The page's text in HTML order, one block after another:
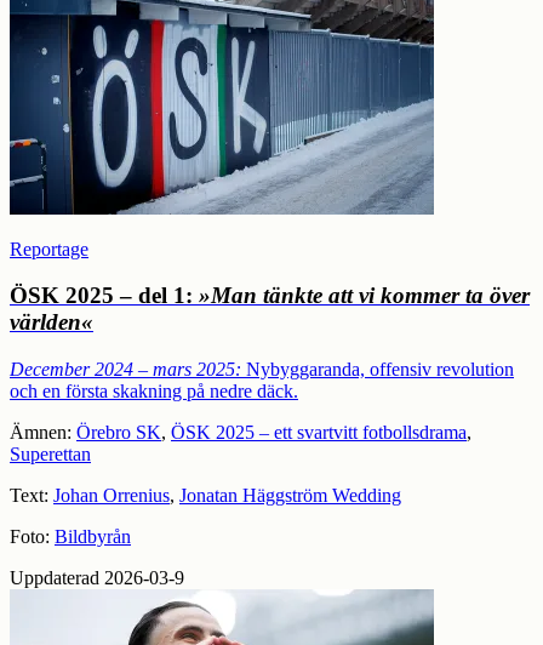
Reportage
ÖSK 2025 – del 1: »Man tänkte att vi kommer ta över
världen«
December 2024 – mars 2025: Nybyggaranda, offensiv revolution
och en första skakning på nedre däck.
Ämnen: Örebro SK, ÖSK 2025 – ett svartvitt fotbollsdrama,
Superettan
Text: Johan Orrenius, Jonatan Häggström Wedding
Foto: Bildbyrån
Uppdaterad 2026-03-9